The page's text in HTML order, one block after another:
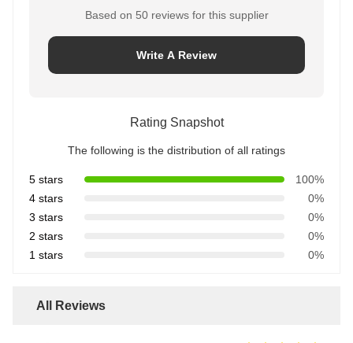
Based on 50 reviews for this supplier
Write A Review
Rating Snapshot
The following is the distribution of all ratings
5 stars
100%
4 stars
0%
3 stars
0%
2 stars
0%
1 stars
0%
All Reviews